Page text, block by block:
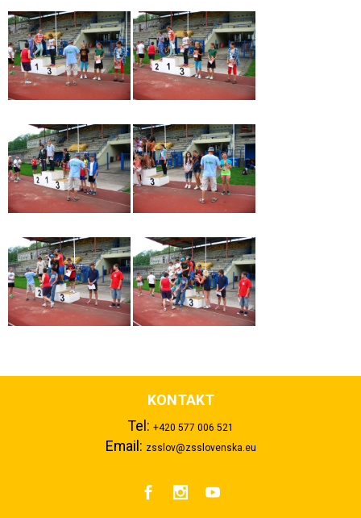
KONTAKT
Tel: +420 577 006 521
Email: zsslov@zsslovenska.eu
  